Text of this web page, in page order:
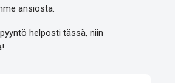
ansiosta.
helposti tässä, niin